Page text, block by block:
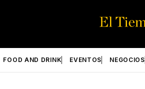
FOOD AND DRINK EVENTOS NEGOCIOS